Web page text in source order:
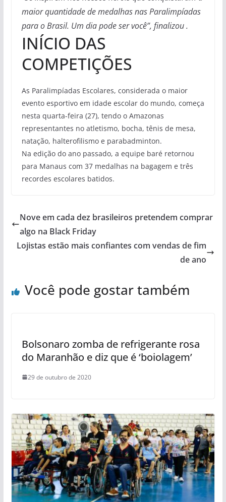
maior quantidade de medalhas nas Paralimpíadas
para o Brasil. Um dia pode ser você”, finalizou .
INÍCIO DAS
COMPETIÇÕES
As Paralimpíadas Escolares, considerada o maior
evento esportivo em idade escolar do mundo, começa
nesta quarta-feira (27), tendo o Amazonas
representantes no atletismo, bocha, tênis de mesa,
natação, halterofilismo e parabadminton.
Na edição do ano passado, a equipe baré retornou
para Manaus com 37 medalhas na bagagem e três
recordes escolares batidos.
Nove em cada dez brasileiros pretendem comprar
algo na Black Friday
Lojistas estão mais confiantes com vendas de fim
de ano
Você pode gostar também
Bolsonaro zomba de refrigerante rosa
do Maranhão e diz que é ‘boiolagem’
29 de outubro de 2020